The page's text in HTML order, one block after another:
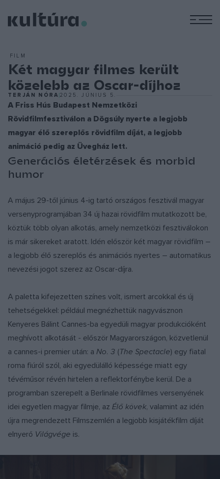
FILM
Két magyar filmes került
közelebb az Oscar-díjhoz
TERJÁN NÓRA2025. JÚNIUS 5.
A Friss Hús Budapest Nemzetközi
Rövidfilmfesztiválon a Dögsúly nyerte a legjobb
magyar élő szereplős rövidfilm díját, a legjobb
animáció pedig az Üvegház lett.
Generációs életérzések és morbid
humor
A május 29-től június 4-ig tartó országos fesztivál magyar
versenyprogramjában 34 új hazai rövidfilm mutatkozott be,
köztük több olyan alkotás, amely nemzetközi fesztiválokon
is már sikereket aratott. Idén először két magyar rövidfilm –
a legjobb élő szereplős és animációs nyertes – automatikus
nevezési jogot szerez az Oscar-díjra.
A paletta kifejezetten színes volt, ismert arcokkal és új
tehetségekkel: például megnézhettük nagyvásznon
Kenyeres Bálint Cannes-ba egyedüli magyar produkcióként
meghívott alkotását - először Magyarországon, közvetlenül
a cannes-i premier után: a No. 3 (The Spectacle) egy fiatal
roma fiúról szól, aki egyedülálló képessége miatt egy
tévéműsor révén hirtelen a reflektorfénybe kerül. De a
programban szerepelt a Berlinale rövidfilmes versenyének
idei egyetlen magyar filmje, az Élő kövek, valamint az idén
újra megrendezett Filmszemlén a legjobb kisjátékfilm díját
elnyerő Világvége is.